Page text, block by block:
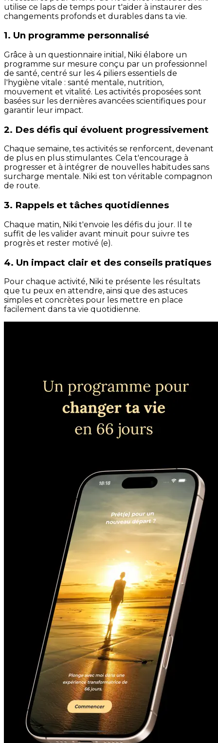
utilise ce laps de temps pour t'aider à instaurer des
changements profonds et durables dans ta vie.
1. Un programme personnalisé
Grâce à un questionnaire initial, Niki élabore un
programme sur mesure conçu par un professionnel
de santé, centré sur les 4 piliers essentiels de
l'hygiène vitale : santé mentale, nutrition,
mouvement et vitalité. Les activités proposées sont
basées sur les dernières avancées scientifiques pour
garantir leur impact.
2. Des défis qui évoluent progressivement
Chaque semaine, tes activités se renforcent, devenant
de plus en plus stimulantes. Cela t'encourage à
progresser et à intégrer de nouvelles habitudes sans
surcharge mentale. Niki est ton véritable compagnon
de route.
3. Rappels et tâches quotidiennes
Chaque matin, Niki t'envoie les défis du jour. Il te
suffit de les valider avant minuit pour suivre tes
progrès et rester motivé (e).
4. Un impact clair et des conseils pratiques
Pour chaque activité, Niki te présente les résultats
que tu peux en attendre, ainsi que des astuces
simples et concrètes pour les mettre en place
facilement dans ta vie quotidienne.